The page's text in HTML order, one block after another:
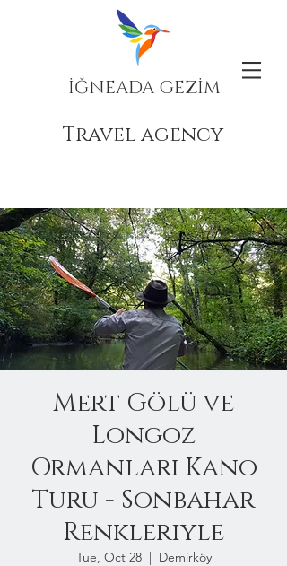
İĞNEADA GEZİM
Travel agency
Mert Gölü ve
Longoz
Ormanları Kano
Turu - Sonbahar
Renkleriyle
Tue, Oct 28
  |
Demirköy